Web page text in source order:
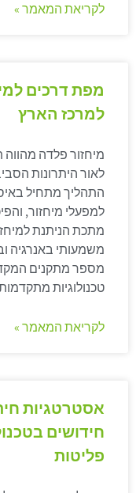
לקריאת המאמר »
מפת דרכים
למרכז הארץ
מיחזור פלדה מהווה
לאור היתרונות
התהליך מתחיל
למפעלי מיחזור,
מתכת הניתנת
משמעותי באנרגיה
מספר מתקנים
טכנולוגיות
לקריאת המאמר »
אסטרטגיות
חידושים
פליטות